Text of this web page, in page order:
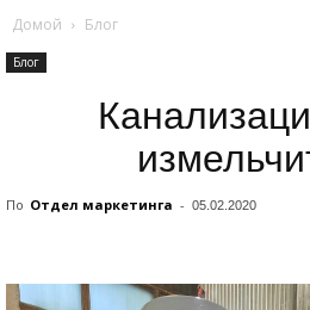
Домой Блог
Блог
По Отдел маркетинга - 05.02.2020